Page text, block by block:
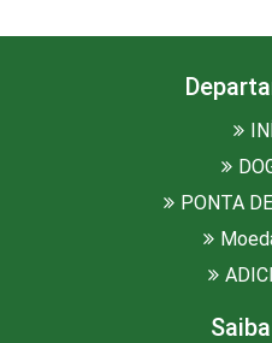
PONTA